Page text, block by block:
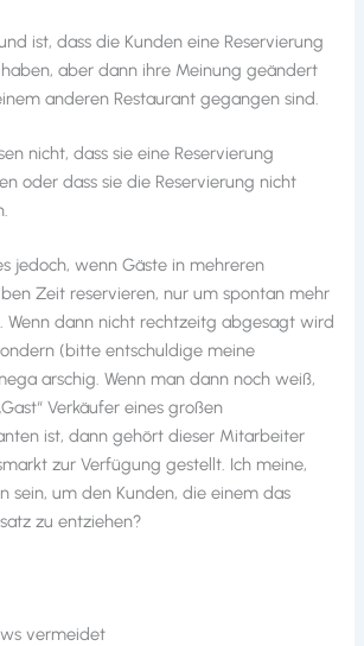
ist, dass die Kunden eine Reservierung
aber dann ihre Meinung geändert
anderen Restaurant gegangen sind.
nicht, dass sie eine Reservierung
oder dass sie die Reservierung nicht
jedoch, wenn Gäste in mehreren
Zeit reservieren, nur um spontan mehr
Wenn dann nicht rechtzeitg abgesagt wird
(bitte entschuldige meine
arschig. Wenn man dann noch weiß,
Verkäufer eines großen
ist, dann gehört dieser Mitarbeiter
zur Verfügung gestellt. Ich meine,
sein, um den Kunden, die einem das
zu entziehen?
vermeidet